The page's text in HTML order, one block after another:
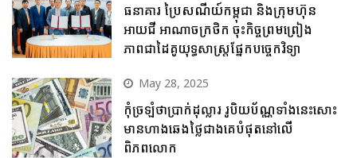
ធនាគារ ប្រៃសណីយ៍កម្ពុជា និងក្រុមហ៊ុន
អាយជី អាណាចក្រថិក ចុះកិច្ចព្រមព្រៀង
ភាពជាដៃគូយុទ្ធសាស្ត្រផ្នែកបច្ចេកវិទ្យា
May 28, 2025
កុំច្រឡំថាប្រាក់ដុល្លារ រូបិយប័ណ្ណទាំងនេះសោះ
មានហាងឆេងថ្លៃជាងគេបំផុតនៅលើ
ពិភពលោក